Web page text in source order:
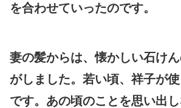
を合わせていったのです。
妻の髪からは、懐かしい石け
がしました。若い頃、祥子が
です。あの頃のことを思い出